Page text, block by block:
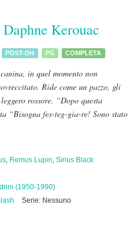
Daphne Kerouac
POST-DH PG COMPLETA
in quel momento non
Ride come un pazzo, gli
leggero rossore. “Dopo questa
“Bisogna fes-teg-gia-re! Sono stato
, Remus Lupin, Sirius Black
(1950-1990)
Serie: Nessuno